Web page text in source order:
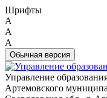
Шрифты
A
A
A
Обычная версия
Управление
Артемовского